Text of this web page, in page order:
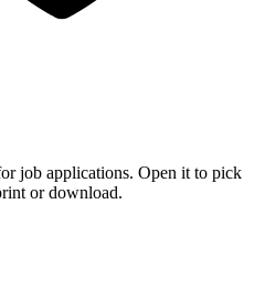
job applications. Open it to pick
or download.